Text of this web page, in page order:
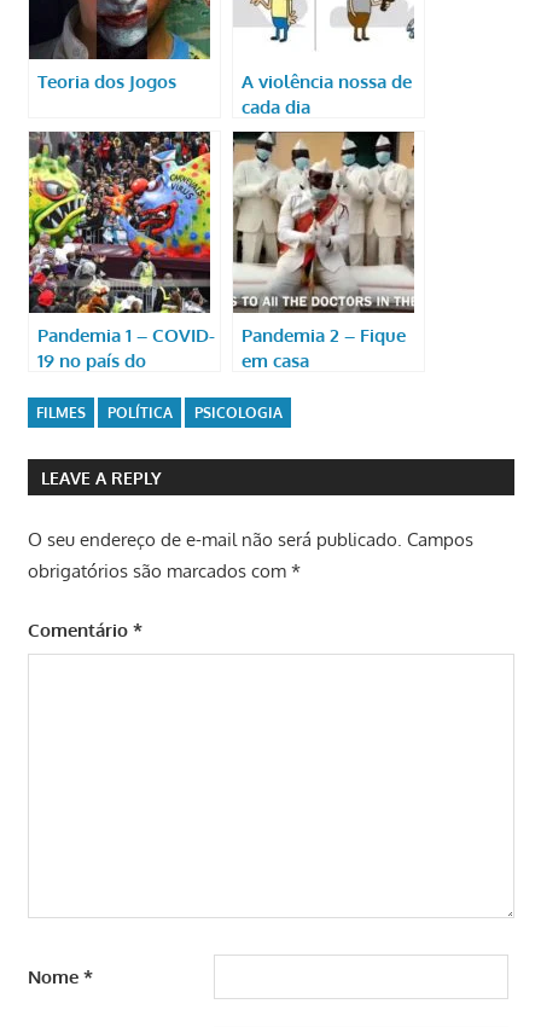
Teoria dos Jogos
A violência nossa de
cada dia
Pandemia 1 – COVID-
19 no país do
Pandemia 2 – Fique
em casa
FILMES POLÍTICA PSICOLOGIA
LEAVE A REPLY
O seu endereço de e-mail não será publicado. Campos
obrigatórios são marcados com *
Comentário *
Nome *